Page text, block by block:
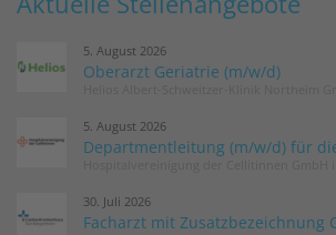
5. August 2026
Oberarzt Geriatrie (m/w/d)
5. August 2026
Departmentleitung (m/w/d) für
30. Juli 2026
Facharzt mit Zusatzbezeichnung